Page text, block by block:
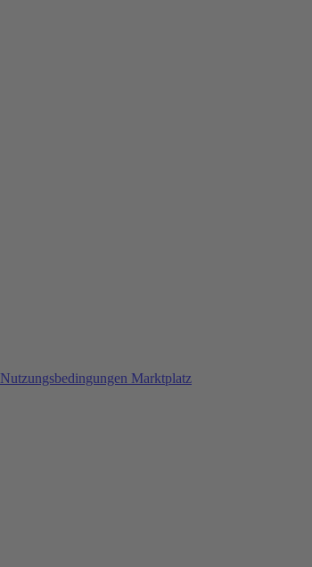
Nutzungsbedingungen Marktplatz